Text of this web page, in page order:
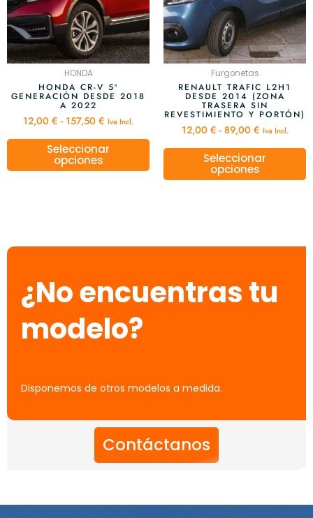
HONDA
HONDA CR-V 5ª
GENERACIÓN DESDE 2018
A 2022
12,00 € - 157,50 €
157,50 €
Iva Incl.
Seleccionar
opciones
Las
opciones
se
pueden
elegir
página
producto
Furgonetas
RENAULT TRAFIC L2H1
DESDE 2014 (ZONA
TRASERA SIN
REVESTIMIENTO Y PORTÓN)
12,00 € - 89,00 €
89,00 €
Iva Incl.
Seleccionar
opciones
¿No encuentras tu
modelo?
Disponemos de otros modelos a medida.
Contáctanos